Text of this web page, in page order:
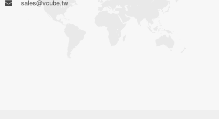
sales@vcube.tw